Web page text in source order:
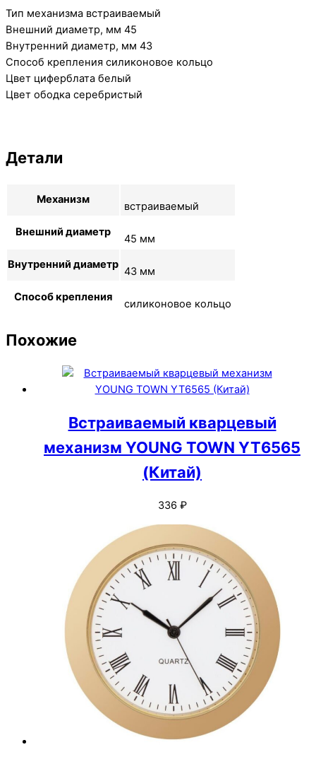
Тип механизма встраиваемый
Внешний диаметр, мм 45
Внутренний диаметр, мм 43
Способ крепления силиконовое кольцо
Цвет циферблата белый
Цвет ободка серебристый
Детали
Механизм
встраиваемый
Внешний диаметр
45 мм
Внутренний диаметр
43 мм
Способ крепления
силиконовое кольцо
Похожие
Встраиваемый кварцевый
механизм YOUNG TOWN YT6565
(Китай)
336 ₽